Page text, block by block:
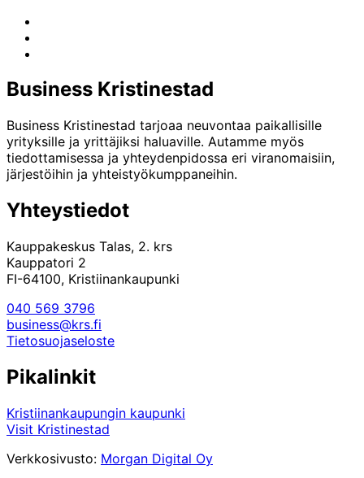
Business Kristinestad
Business Kristinestad tarjoaa neuvontaa paikallisille
yrityksille ja yrittäjiksi haluaville. Autamme myös
tiedottamisessa ja yhteydenpidossa eri viranomaisiin,
järjestöihin ja yhteistyökumppaneihin.
Yhteystiedot
Kauppakeskus Talas, 2. krs
Kauppatori 2
FI-64100, Kristiinankaupunki
040 569 3796
business@krs.fi
Tietosuojaseloste
Pikalinkit
Kristiinankaupungin kaupunki
Visit Kristinestad
Verkkosivusto: Morgan Digital Oy